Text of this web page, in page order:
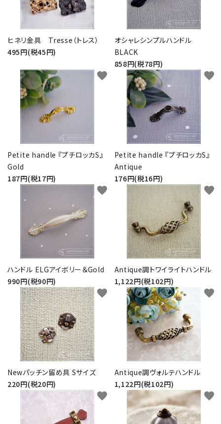
ヒネリ金具 Tresse（トレス）
495円(税45円)
オシャレシンプルハンドル
BLACK
858円(税78円)
Petite handle 『プチロッカS』
Gold
187円(税17円)
favorite
Petite handle 『プチロッカS』
Antique
176円(税16円)
favorite
ハンドル ELGアイボリー＆Gold
990円(税90円)
favorite
Antique調トワイライトハンドル
1,122円(税102円)
favorite
Newパッチン留め具 Sサイズ
220円(税20円)
favorite
Antique調ヴォルテハンドル
1,122円(税102円)
favorite
favorite favorite